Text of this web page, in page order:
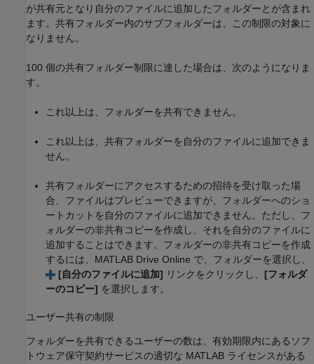
が共有元となり自分のファイルに追加したフォルダーとが含まれ
ます。共有フォルダー内のサブフォルダーは、この制限の対象に
なりません。
100 個の共有フォルダー制限に達した場合は、次のようになりま
す。
これ以上は、フォルダーを共有できません。
これ以上は、共有フォルダーを自分のファイルに追加できま
せん。
共有フォルダーにアクセスするための招待を受け取った場
合、ファイルはプレビューできますが、フォルダーへのショ
ートカットを自分のファイルに追加できません。ただし、フ
ォルダーの非共有コピーを作成し、それを自分のファイルに
追加することはできます。フォルダーの非共有コピーを作成
するには、 MATLAB Drive Online で、フォルダーを選択し、
[自分のファイルに追加] リンクをクリックし、 [フォルダ
ーのコピー] を選択します。
ユーザー共有の制限
フォルダーを共有できるユーザーの数は、有効期限内にあるソフ
トウェア保守契約サービスの適切な MATLAB ライセンスがある